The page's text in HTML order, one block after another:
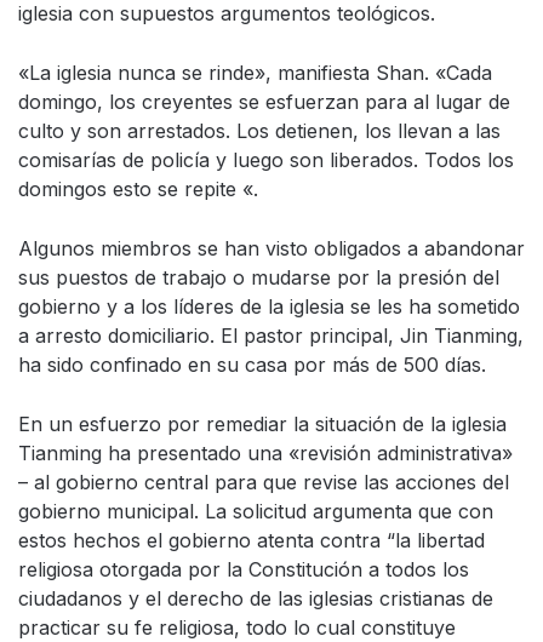
iglesia con supuestos argumentos teológicos.
«La iglesia nunca se rinde», manifiesta Shan. «Cada
domingo, los creyentes se esfuerzan para al lugar de
culto y son arrestados. Los detienen, los llevan a las
comisarías de policía y luego son liberados. Todos los
domingos esto se repite «.
Algunos miembros se han visto obligados a abandonar
sus puestos de trabajo o mudarse por la presión del
gobierno y a los líderes de la iglesia se les ha sometido
a arresto domiciliario. El pastor principal, Jin Tianming,
ha sido confinado en su casa por más de 500 días.
En un esfuerzo por remediar la situación de la iglesia
Tianming ha presentado una «revisión administrativa»
– al gobierno central para que revise las acciones del
gobierno municipal. La solicitud argumenta que con
estos hechos el gobierno atenta contra “la libertad
religiosa otorgada por la Constitución a todos los
ciudadanos y el derecho de las iglesias cristianas de
practicar su fe religiosa, todo lo cual constituye